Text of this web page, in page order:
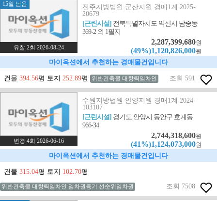
15일 남음
유찰 2회 2026-08-24
전주지방법원 군산지원 경매1계 2025-
20679
[근린시설] 전북특별자치도 익산시 남중동
369-2 외 1필지
2,287,399,680원
(49%)1,120,826,000원
마이옥션에서 추천하는 경매물건입니다
건물 394.56평 토지 252.89평 위반건축물 대항력임차인 조회 591
변경 4회 2026-06-16
수원지방법원 안양지원 경매1계 2024-
103107
[근린시설] 경기도 안양시 동안구 호계동
966-34
2,744,318,600원
(41%)1,124,073,000원
마이옥션에서 추천하는 경매물건입니다
건물 315.04평 토지 102.70평
위반건축물 대항력임차인 임차권등기 선순위임차권 조회 7508